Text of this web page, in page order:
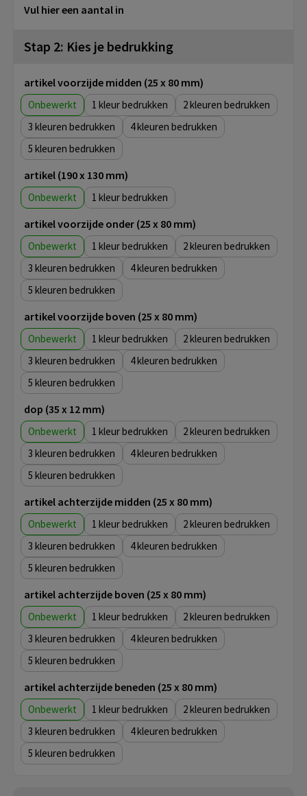
Vul hier een aantal in
Stap 2: Kies je bedrukking
artikel voorzijde midden (25 x 80 mm)
Onbewerkt 1
2
3
4
5
artikel (190 x 130 mm)
Onbewerkt 1
artikel voorzijde onder (25 x 80 mm)
Onbewerkt 1
2
3
4
5
artikel voorzijde boven (25 x 80 mm)
Onbewerkt 1
2
3
4
5
dop (35 x 12 mm)
Onbewerkt 1
2
3
4
5
artikel achterzijde midden (25 x 80 mm)
Onbewerkt 1
2
3
4
5
artikel achterzijde boven (25 x 80 mm)
Onbewerkt 1
2
3
4
5
artikel achterzijde beneden (25 x 80 mm)
Onbewerkt 1
2
3
4
5